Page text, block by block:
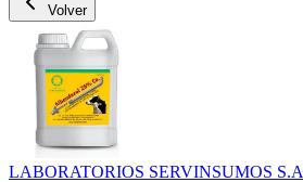
Volver
LABORATORIOS SERVINSUMOS S.A